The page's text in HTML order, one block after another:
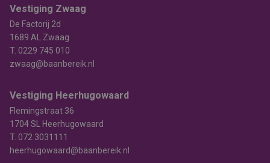
Vestiging Zwaag
De Factorij 2d
1689 AL Zwaag
T. 0229 745 010
zwaag@baanbereik.nl
Vestiging Heerhugowaard
Flemingstraat 36
1704 SL Heerhugowaard
T. 072 3031111
heerhugowaard@baanbereik.nl